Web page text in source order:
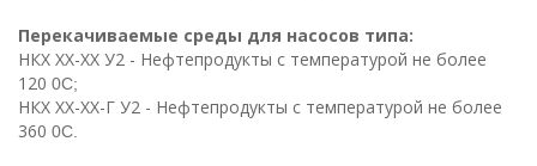
Перекачиваемые среды для насосов типа:
НКX XX-XX У2 - Нефтепродукты с температурой не более
120 0С;
НКX XX-XX-Г У2 - Нефтепродукты с температурой не более
360 0С.